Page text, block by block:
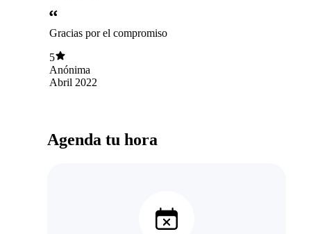
Gracias por el compromiso
5
Anónima
Abril 2022
Agenda tu hora